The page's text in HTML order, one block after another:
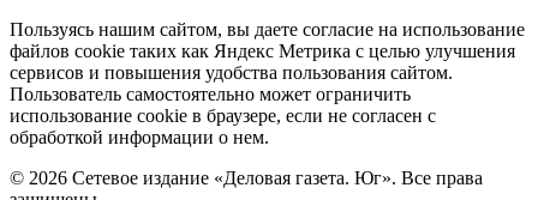
Политика
cookie
Пользуясь нашим сайтом, вы даете согласие на использование
файлов cookie таких как Яндекс Метрика с целью улучшения
сервисов и повышения удобства пользования сайтом.
Пользователь самостоятельно может ограничить
использование cookie в браузере, если не согласен с
обработкой информации о нем.
© 2026 Сетевое издание «Деловая газета. Юг». Все права